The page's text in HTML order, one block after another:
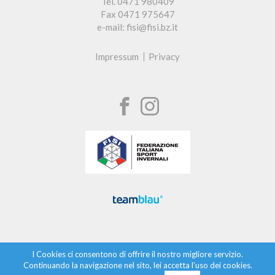
Fax 0471 975647
e-mail: fisi@fisi.bz.it
Impressum Privacy
I Cookies ci consentono di offrire il nostro migliore servizio.
Continuando la navigazione nel sito, lei accetta l’uso dei cookies.